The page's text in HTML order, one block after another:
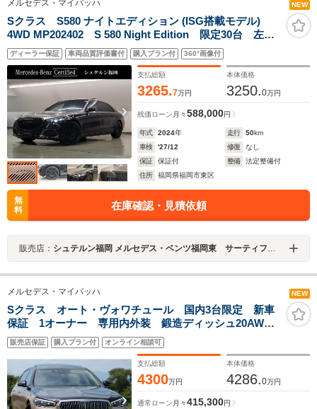
メルセデス・マイバッハ NEW
Sクラス S580 ナイトエディション (ISG搭載モデル)
4WD MP202402 S 580 Night Edition 限定30台 左ハ
ンドル
ディーラー保証 車両品質評価書付 購入プラン付 360°画像付
支払総額
3265.7万円
本体価格
3250.0万円
残価ローン 月々588,000円
年式 2024年 走行 50km
車検
'27/12 修復
なし
保証
保証付 整備
法定整備付
住所
福岡県福岡市東区
無
料
在庫確認・見積依頼
販売店： シュテルン福岡 メルセデス・ベンツ福岡東 サーティファイドカーセンター
メルセデス・マイバッハ NEW
Sクラス オート・ヴォワチュール 国内3台限定 新車
保証 1オーナー 専用内外装 鍛造ディッシュ20AW
Burmester4Dハイエンド クリスタルホワイトナッパレ
ザー リアエンタメ 専用シャンパングラス クーリン
グボックス
販売店保証 購入プラン付 オンライン相談可
支払総額
4300万円
本体価格
4286.0万円
通常ローン 月々415,300円